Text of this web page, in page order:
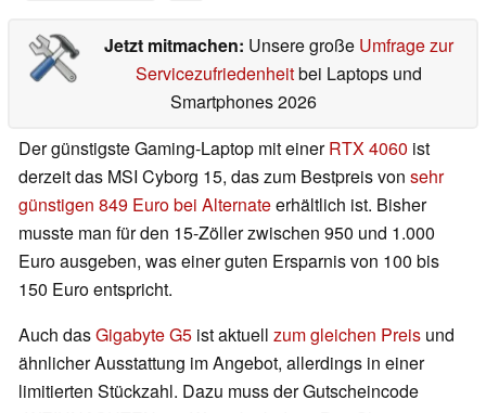
Jetzt mitmachen: Unsere große Umfrage zur
Servicezufriedenheitbei Laptops und
Smartphones 2026
Der günstigste Gaming-Laptop mit einerRTX 4060 ist
derzeit das MSI Cyborg 15, das zum Bestpreis von sehr
günstigen 849 Euro bei Alternateerhältlich ist. Bisher
musste man für den 15-Zöller zwischen 950 und 1.000
Euro ausgeben, was einer guten Ersparnis von 100 bis
150 Euro entspricht.
Auch dasGigabyte G5 ist aktuell zum gleichen Preis und
ähnlicher Ausstattung im Angebot, allerdings in einer
limitierten Stückzahl. Dazu muss der Gutscheincode